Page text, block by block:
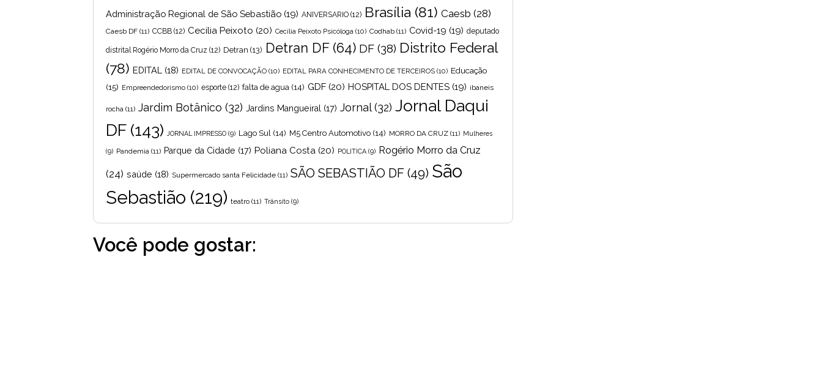
Administração Regional de São Sebastião (19) ANIVERSARIO (12) Brasília (81) Caesb (28)
Caesb DF (11) CCBB (12) Cecilia Peixoto (20) Cecília Peixoto Psicóloga (10) Codhab (11) Covid-19 (19) deputado
distrital Rogério Morro da Cruz (12) Detran (13) Detran DF(64) DF (38) Distrito Federal
(78) EDITAL (18) EDITAL DE CONVOCAÇÃO (10) EDITAL PARA CONHECIMENTO DE TERCEIROS (10) Educação
(15) Empreendedorismo (10) esporte (12) falta de agua (14) GDF (20) HOSPITAL DOS DENTES (19) ibaneis
rocha (11) Jardim Botânico (32) Jardins Mangueiral (17) Jornal(32) Jornal Daqui
DF(143) JORNAL IMPRESSO (9) Lago Sul (14) M5 Centro Automotivo (14) MORRO DA CRUZ (11) Mulheres
(9) Pandemia (11) Parque da Cidade (17) Poliana Costa (20) POLITICA (9) Rogério Morro da Cruz
(24) saúde (18) Supermercado santa Felicidade (11) SÃO SEBASTIÃO DF (49) São
Sebastião (219) teatro (11) Trânsito (9)
Você pode gostar: